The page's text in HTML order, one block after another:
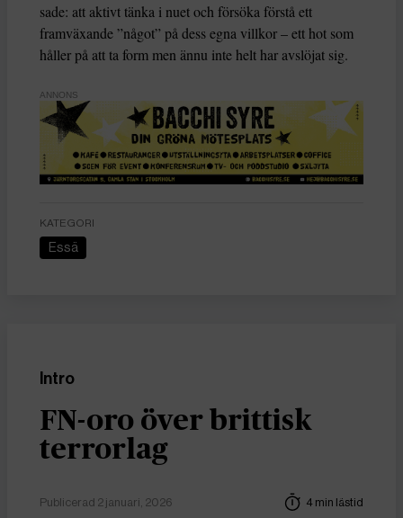
sade: att aktivt tänka i nuet och försöka förstå ett
framväxande ”något” på dess egna villkor – ett hot som
håller på att ta form men ännu inte helt har avslöjat sig.
ANNONS
KATEGORI
Essä
Intro
FN-oro över brittisk
terrorlag
Publicerad 2 januari, 2026 4 min lästid